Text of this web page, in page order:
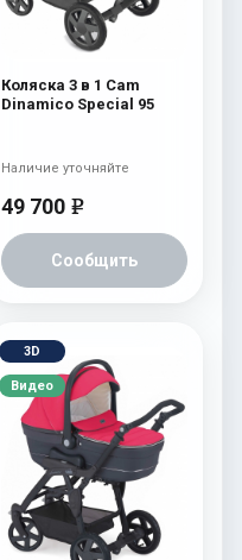
Коляска 3 в 1 Cam
Dinamico Special 95
49 700 e
Сообщить
Наличие уточняйте
3D
Видео